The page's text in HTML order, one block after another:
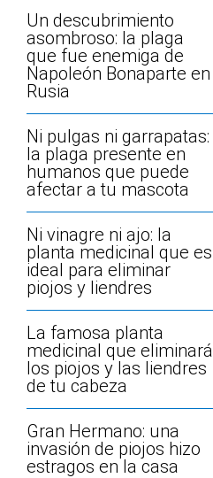
Un descubrimiento
asombroso: la plaga
que fue enemiga de
Napoleón Bonaparte en
Rusia
Ni pulgas ni garrapatas:
la plaga presente en
humanos que puede
afectar a tu mascota
Ni vinagre ni ajo: la
planta medicinal que es
ideal para eliminar
piojos y liendres
La famosa planta
medicinal que eliminará
los piojos y las liendres
de tu cabeza
Gran Hermano: una
invasión de piojos hizo
estragos en la casa